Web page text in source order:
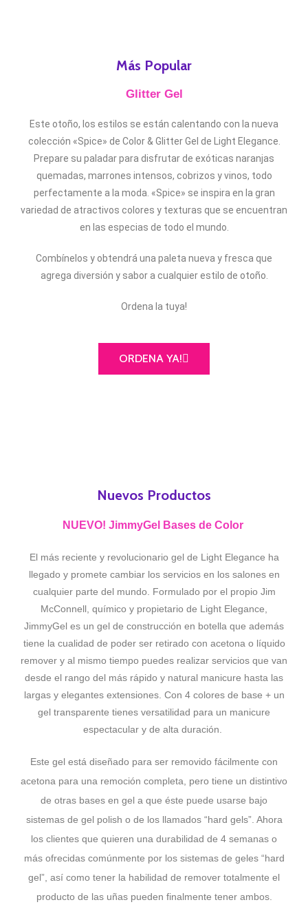
Más Popular
Glitter Gel
Este otoño, los estilos se están calentando con la nueva
colección «Spice» de Color & Glitter Gel de Light Elegance.
Prepare su paladar para disfrutar de exóticas naranjas
quemadas, marrones intensos, cobrizos y vinos, todo
perfectamente a la moda. «Spice» se inspira en la gran
variedad de atractivos colores y texturas que se encuentran
en las especias de todo el mundo.
Combínelos y obtendrá una paleta nueva y fresca que
agrega diversión y sabor a cualquier estilo de otoño.
Ordena la tuya!
ORDENA YA!
Nuevos Productos
NUEVO! JimmyGel Bases de Color
El más reciente y revolucionario gel de Light Elegance ha
llegado y promete cambiar los servicios en los salones en
cualquier parte del mundo. Formulado por el propio Jim
McConnell, químico y propietario de Light Elegance,
JimmyGel es un gel de construcción en botella que además
tiene la cualidad de poder ser retirado con acetona o líquido
remover y al mismo tiempo puedes realizar servicios que van
desde el rango del más rápido y natural manicure hasta las
largas y elegantes extensiones. Con 4 colores de base + un
gel transparente tienes versatilidad para un manicure
espectacular y de alta duración.
Este gel está diseñado para ser removido fácilmente con
acetona para una remoción completa, pero tiene un distintivo
de otras bases en gel a que éste puede usarse bajo
sistemas de gel polish o de los llamados “hard gels”. Ahora
los clientes que quieren una durabilidad de 4 semanas o
más ofrecidas comúnmente por los sistemas de geles “hard
gel”, así como tener la habilidad de remover totalmente el
producto de las uñas pueden finalmente tener ambos.